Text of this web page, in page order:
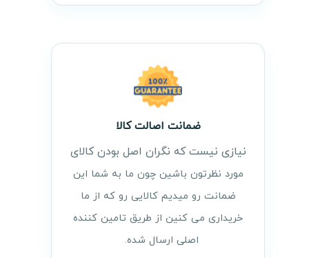
ضمانت اصالت کالا
نیازی نیست که نگران اصل بودن کالای
مورد نظرتون باشین چون ما به شما این
ضمانت رو میدیم کالایی رو که از ما
خریداری می کنین از طریق تامین کننده
اصلی ارسال شده.